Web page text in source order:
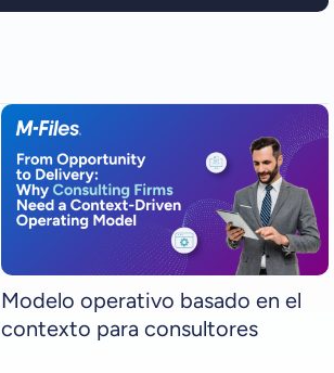
Modelo operativo basado en el
contexto para consultores